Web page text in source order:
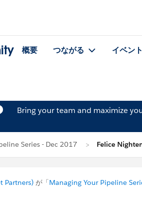
概要 つながる イベント
Bring your team and maximize
Series - Dec 2017 Felice
Partners) が「Managing Your Pipeline